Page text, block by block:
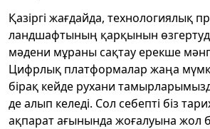
Қазіргі жағдайда, технологиялық
ландшафтының қарқынын
мәдени мұраны сақтау ерекше
Цифрлық платформалар жаңа
бірақ кейде рухани
де алып келеді. Сол себепті біз
ақпарат ағынында жоғалуына жол